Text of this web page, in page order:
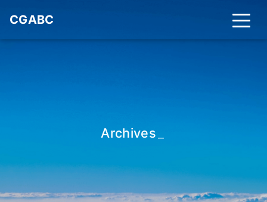
CGABC
Archives